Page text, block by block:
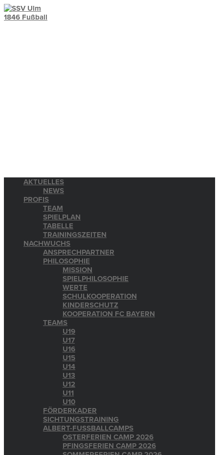
AKTUELLES
NEWS
PROFIS
TEAM
SPIELPLAN
TABELLE
TRAININGSZEITEN
NACHWUCHS
ANSPRECHPARTNER
PHILOSOPHIE
MISSION
SPIELPHILOSOPHIE
WERTE
SCHULKOOPERATION
KINDERSCHUTZ
KOOPERATION FC BAYERN
TEAMS
U19
U17
U16
U15
U14
U13
U12
U11
U10
FÖRDERKADER
SICHTUNGSTRAINING
ALBERT-FUSSBALLCAMPS
OSTERFERIEN CAMP 2026
PFINGSFERIEN CAMP 2026